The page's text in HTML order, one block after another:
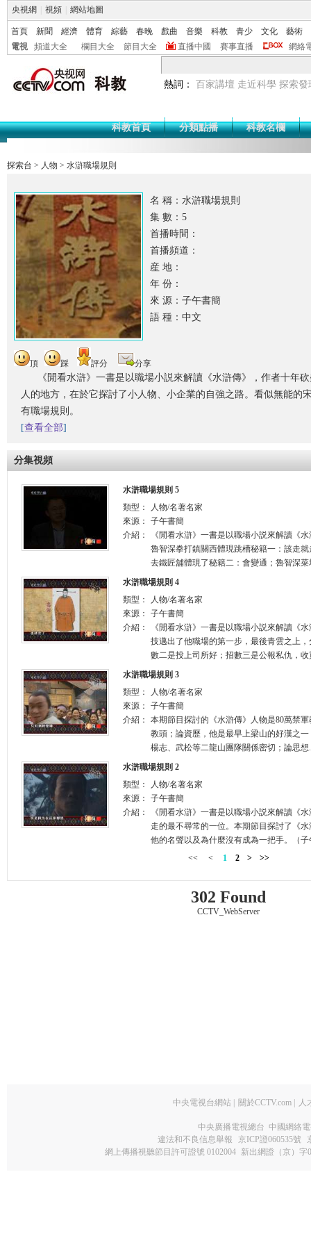
央視網 視頻 網站地圖
首頁 新聞 經濟 體育 綜藝 春晚 戲曲 音樂 科教 青少 文化
藝術
電視
頻道大全 欄目大全 節目大全 直播中國 賽事直播 網絡
熱詞： 百家講壇 走近科學 探索發
科教首頁 分類點播 科教名欄
探索台 > 人物 > 水滸職場規則
名 稱：水滸職場規則
集 數：5
首播時間：
首播頻道：
産 地：
年 份：
來 源：子午書簡
語 種：中文
頂 踩 評分 分享
《閒看水滸》一書是以職場小説來解讀《水滸傳》，作者十年
人的地方，在於它探討了小人物、小企業的自強之路。看似無能的
有職場規則。
[查看全部]
分集視頻
水滸職場規則 5
類型：
人物/名著名家
來源：
子午書簡
介紹：
《閒看水滸》一書是以職場小説來解讀《
魯智深拳打鎮關西體現跳槽秘籍一：該走
去鐵匠舖體現了秘籍二：會變通；魯智深菜
水滸職場規則 4
類型：
人物/名著名家
來源：
子午書簡
介紹：
《閒看水滸》一書是以職場小説來解讀《
技邁出了他職場的第一步，最後青雲之上
數二是投上司所好；招數三是公報私仇，收
水滸職場規則 3
類型：
人物/名著名家
來源：
子午書簡
介紹：
本期節目探討的《水滸傳》人物是80萬禁
教頭；論資歷，他是最早上梁山的好漢之
楊志、武松等二龍山團隊關係密切；論思想
水滸職場規則 2
類型：
人物/名著名家
來源：
子午書簡
介紹：
《閒看水滸》一書是以職場小説來解讀《
走的最不尋常的一位。本期節目探討了《
他的名聲以及為什麼沒有成為一把手。（子
<<
< 1 2 > >>
302 Found
CCTV_WebServer
中央電視台網站 關於CCTV.com 人
中央廣播電視總台 中國網絡
違法和不良信息舉報
京ICP證060535號
網上傳播視聽節目許可證號 0102004 新出網證（京）